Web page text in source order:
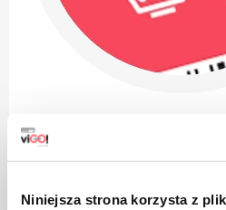
Niniejsza strona korzysta z